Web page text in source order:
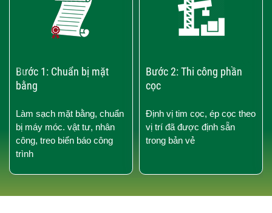
Bước 1: Chuẩn bị mặt
bằng
Làm sạch mặt bằng, chuẩn
bị máy móc. vật tư, nhân
công, treo biển báo công
trình
Bước 2: Thi công phần
cọc
Định vị tim cọc, ép cọc theo
vị trí đã được định sẵn
trong bản vẻ
›
‹